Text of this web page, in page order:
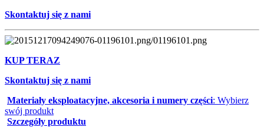
Skontaktuj się z nami
KUP TERAZ
Skontaktuj się z nami
Materiały eksploatacyjne, akcesoria i numery części: Wybierz
swój produkt
Szczegóły produktu